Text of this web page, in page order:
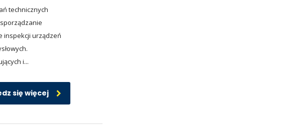
technicznych
inspekcji urządzeń
i...
się więcej